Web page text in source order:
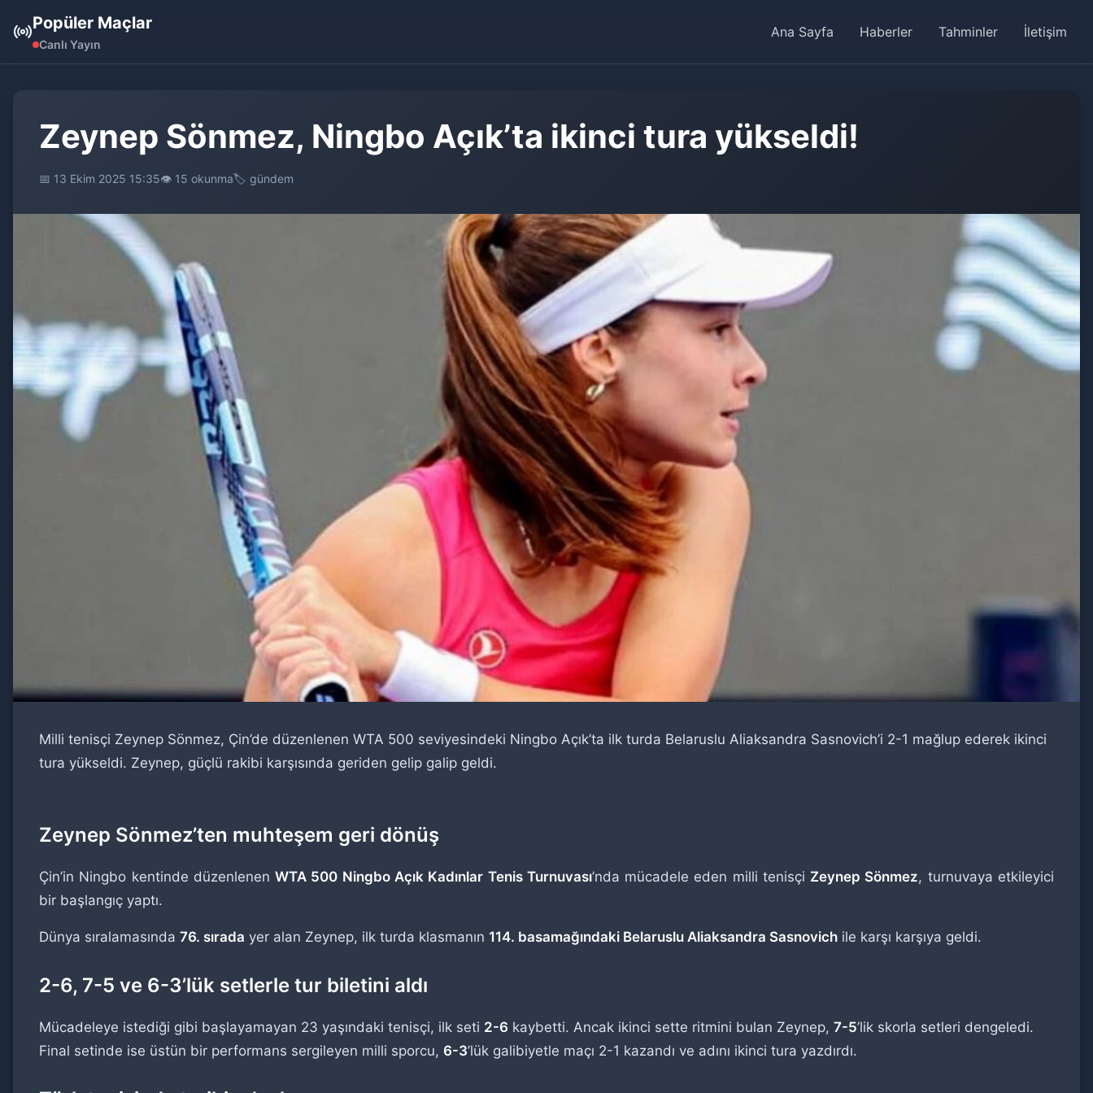
Popüler Maçlar
Canlı Yayın
Ana Sayfa Haberler Tahminler İletişim
Zeynep Sönmez, Ningbo Açık’ta ikinci tura yükseldi!
📅 13 Ekim 2025 15:35👁️ 15 okunma🏷️ gündem
Milli tenisçi Zeynep Sönmez, Çin’de düzenlenen WTA 500 seviyesindeki Ningbo Açık’ta ilk turda Belaruslu Aliaksandra Sasnovich’i 2-1 mağlup ederek ikinci
tura yükseldi. Zeynep, güçlü rakibi karşısında geriden gelip galip geldi.
Zeynep Sönmez’ten muhteşem geri dönüş
Çin’in Ningbo kentinde düzenlenenWTA 500 Ningbo Açık Kadınlar Tenis Turnuvası’nda mücadele eden milli tenisçi Zeynep Sönmez, turnuvaya etkileyici
bir başlangıç yaptı.
Dünya sıralamasında 76. sırada yer alan Zeynep, ilk turda klasmanın 114. basamağındaki Belaruslu Aliaksandra Sasnovich ile karşı karşıya geldi.
2-6, 7-5 ve 6-3’lük setlerle tur biletini aldı
Mücadeleye istediği gibi başlayamayan 23 yaşındaki tenisçi, ilk seti 2-6 kaybetti. Ancak ikinci sette ritmini bulan Zeynep, 7-5’lik skorla setleri dengeledi.
Final setinde ise üstün bir performans sergileyen milli sporcu, 6-3’lük galibiyetle maçı 2-1 kazandı ve adını ikinci tura yazdırdı.